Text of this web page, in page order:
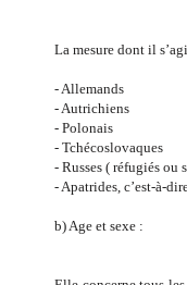
La mesure dont il
- Allemands
- Autrichiens
- Polonais
- Tchécoslovaques
- Russes ( réfugiés ou
- Apatrides, c’est-à-
b) Age et sexe :